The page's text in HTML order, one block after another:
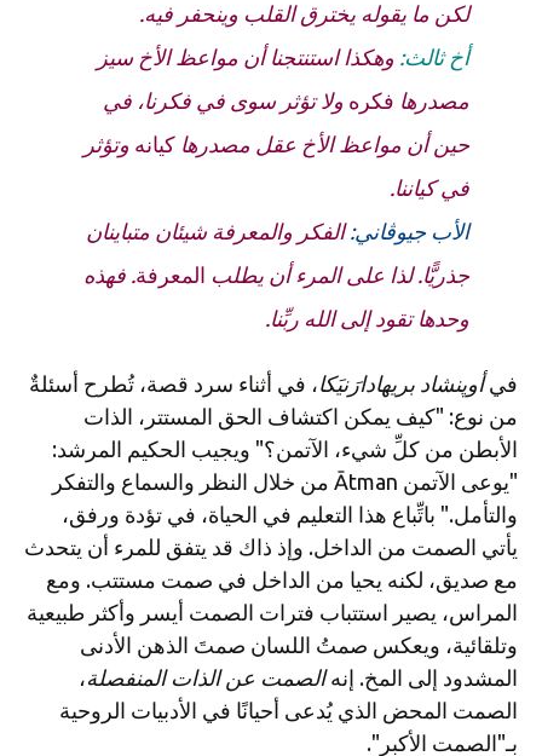
لكن ما يقوله يخترق القلب وينحفر فيه.
أخ ثالث: وهكذا استنتجنا أن مواعظ الأخسيز
مصدرها فكره ولا تؤثر سوى في فكرنا، في
حين أن مواعظ الأخ عقل مصدرها كيانه وتؤثر
في كياننا.
الأب جيوڤاني:الفكر والمعرفة شيئان متباينان
جذريًّا. لذا على المرء أن يطلب المعرفة. فهذه
وحدها تقود إلى الله ربِّنا.
فيأوپنشاد بريهادارَنيَكا، في أثناء سرد قصة، تُطرح أسئلةٌ
من نوع: "كيف يمكن اكتشاف الحق المستتر، الذات
الأبطن من كلِّ شيء، الآتمن؟" ويجيب الحكيم المرشد:
"يوعى الآتمن Ātman من خلال النظر والسماع والتفكر
والتأمل." باتِّباع هذا التعليم في الحياة، في تؤدة ورفق،
يأتي الصمت من الداخل. وإذ ذاك قد يتفق للمرء أن يتحدث
مع صديق، لكنه يحيا من الداخل في صمت مستتب. ومع
المراس، يصير استتباب فترات الصمت أيسر وأكثر طبيعية
وتلقائية، ويعكس صمتُ اللسان صمتَ الذهن الأدنى
المشدود إلى المخ. إنهالصمت عن الذات المنفصلة،
الصمت المحض الذي يُدعى أحيانًا في الأدبيات الروحية
بـ"الصمت الأكبر".